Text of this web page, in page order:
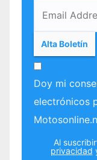
Doy mi
electrónicos
Al
privacidad